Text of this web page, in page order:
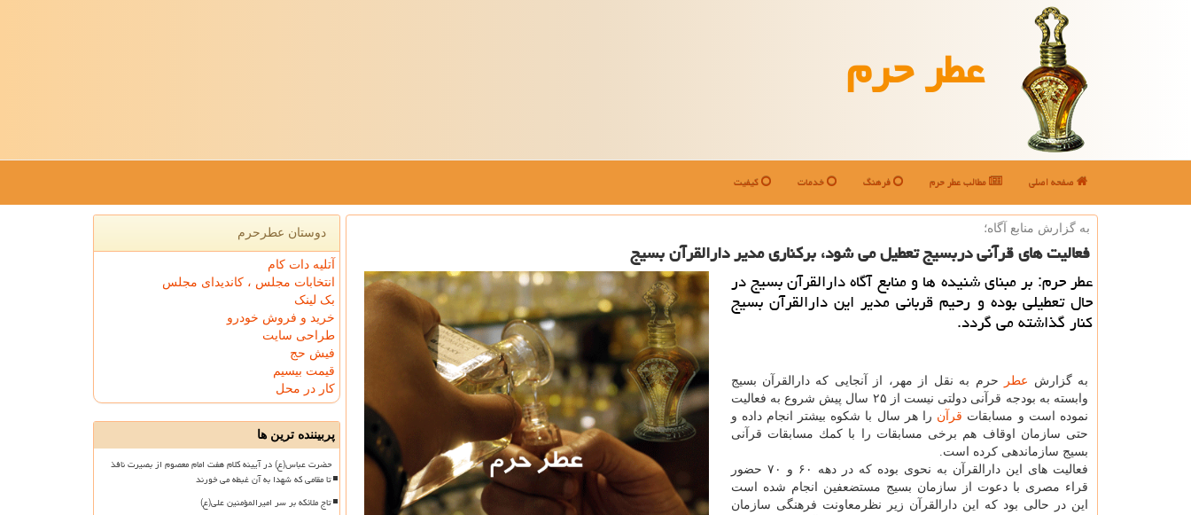
عطر حرم
صفحه اصلی مطالب عطر حرم فرهنگ خدمات کیفیت
به گزارش منابع آگاه؛
فعالیت های قرآنی دربسیج تعطیل می شود، بركناری مدیر دارالقرآن بسیج
عطر حرم: بر مبنای شنیده ها و منابع آگاه دارالقرآن بسیج در
حال تعطیلی بوده و رحیم قربانی مدیر این دارالقرآن بسیج
كنار گذاشته می گردد.
به گزارش عطر
حرم به نقل از مهر، از آنجایی كه دارالقرآن بسیج
وابسته به بودجه قرآنی دولتی نیست از ۲۵ سال پیش شروع به فعالیت
نموده است و مسابقات قرآن را هر سال با شكوه بیشتر انجام داده و
حتی سازمان اوقاف هم برخی مسابقات را با كمك مسابقات قرآنی
بسیج سازماندهی كرده است.
فعالیت های این دارالقرآن به نحوی بوده كه در دهه ۶۰ و ۷۰ حضور
قراء مصری با دعوت از سازمان بسیج مستضعفین انجام شده است
این در حالی بود كه این دارالقرآن زیر نظرمعاونت فرهنگی سازمان
دوستان عطرحرم
آتلیه دات کام
انتخابات مجلس ، کاندیدای مجلس
بک لینک
خرید و فروش خودرو
طراحی سایت
فیش حج
قیمت بیسیم
کار در محل
پربیننده ترین ها
حضرت عباس(ع) در آیینه کلام هفت امام معصوم از بصیرت نافذ
تا مقامی که شهدا به آن غبطه می خورند
تاج ملائکه بر سر امیرالمؤمنین علی(ع)